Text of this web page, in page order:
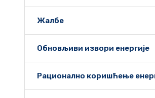
Жалбе
Обновљиви извори енергије
Рационално коришћење